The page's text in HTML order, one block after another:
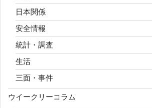
日本関係
安全情報
統計・調査
生活
三面・事件
ウイークリーコラム